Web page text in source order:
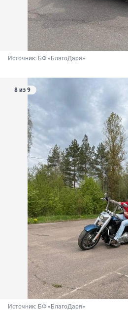
Источник: БФ «БлагоДаря»
8 из 9
Источник: БФ «БлагоДаря»